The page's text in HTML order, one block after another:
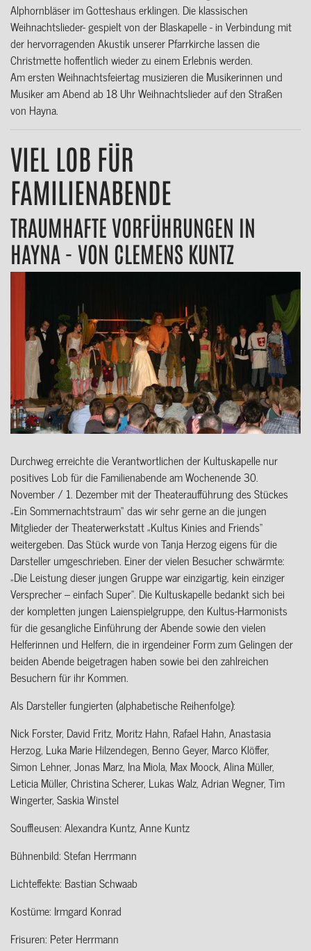
Alphornbläser im Gotteshaus erklingen. Die klassischen
Weihnachtslieder- gespielt von der Blaskapelle - in Verbindung mit
der hervorragenden Akustik unserer Pfarrkirche lassen die
Christmette hoffentlich wieder zu einem Erlebnis werden.
Am ersten Weihnachtsfeiertag musizieren die Musikerinnen und
Musiker am Abend ab 18 Uhr Weihnachtslieder auf den Straßen
von Hayna.
VIEL LOB FÜR
FAMILIENABENDE
TRAUMHAFTE VORFÜHRUNGEN IN
HAYNA - VON CLEMENS KUNTZ
Durchweg erreichte die Verantwortlichen der Kultuskapelle nur
positives Lob für die Familienabende am Wochenende 30.
November / 1. Dezember mit der Theateraufführung des Stückes
„Ein Sommernachtstraum“ das wir sehr gerne an die jungen
Mitglieder der Theaterwerkstatt „Kultus Kinies and Friends“
weitergeben. Das Stück wurde von Tanja Herzog eigens für die
Darsteller umgeschrieben. Einer der vielen Besucher schwärmte:
„Die Leistung dieser jungen Gruppe war einzigartig, kein einziger
Versprecher – einfach Super“. Die Kultuskapelle bedankt sich bei
der kompletten jungen Laienspielgruppe, den Kultus-Harmonists
für die gesangliche Einführung der Abende sowie den vielen
Helferinnen und Helfern, die in irgendeiner Form zum Gelingen der
beiden Abende beigetragen haben sowie bei den zahlreichen
Besuchern für ihr Kommen.
Als Darsteller fungierten (alphabetische Reihenfolge):
Nick Forster, David Fritz, Moritz Hahn, Rafael Hahn, Anastasia
Herzog, Luka Marie Hilzendegen, Benno Geyer, Marco Klöffer,
Simon Lehner, Jonas Marz, Ina Miola, Max Moock, Alina Müller,
Leticia Müller, Christina Scherer, Lukas Walz, Adrian Wegner, Tim
Wingerter, Saskia Winstel
Souffleusen: Alexandra Kuntz, Anne Kuntz
Bühnenbild: Stefan Herrmann
Lichteffekte: Bastian Schwaab
Kostüme: Irmgard Konrad
Frisuren: Peter Herrmann